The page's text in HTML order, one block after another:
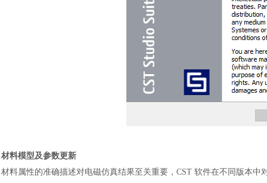
材料模型及参数更新
材料属性的准确描述对电磁仿真结果至关重要， CST 软件在不同版本中